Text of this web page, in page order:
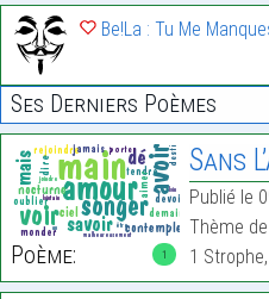
Be!La : Tu Me
Ses Derniers Poèmes
1
Poème:
Sans
Publié le
Thème
1